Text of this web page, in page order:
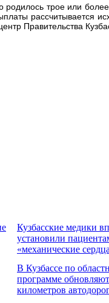
родилось трое или более
рассчитывается
Правительства
Кузбасские медики
установили
«механические
В Кузбассе по
программе
километров